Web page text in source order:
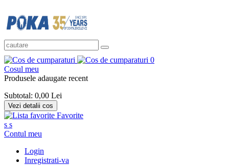
0
Cosul meu
Produsele adaugate recent
Subtotal: 0,00 Lei
Vezi detalii cos
Favorite
s s
Contul meu
Login
Inregistrati-va